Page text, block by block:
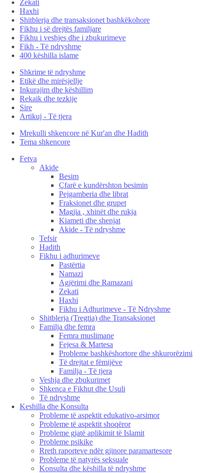
Zekati
Haxhi
Shitblerja dhe transaksionet bashkëkohore
Fikhu i së drejtës familjare
Fikhu i veshjes dhe i zbukurimeve
Fikh - Të ndryshme
400 këshilla islame
Shkrime të ndryshme
Etikë dhe mirësjellje
Inkurajim dhe këshillim
Rekaik dhe tezkije
Sire
Artikuj - Të tjera
Mrekulli shkencore në Kur'an dhe Hadith
Tema shkencore
Fetva
Akide
Besim
Çfarë e kundërshton besimin
Pejgamberia dhe librat
Fraksionet dhe grupet
Magjia , xhinët dhe rukja
Kiameti dhe shenjat
Akide - Të ndryshme
Tefsir
Hadith
Fikhu i adhurimeve
Pastërtia
Namazi
Agjërimi dhe Ramazani
Zekati
Haxhi
Fikhu i Adhurimeve - Të Ndryshme
Shitblerja (Tregtia) dhe Transaksionet
Familja dhe femra
Femra muslimane
Fejesa & Martesa
Probleme bashkëshortore dhe shkurorëzimi
Të drejtat e fëmijëve
Familja - Të tjera
Veshja dhe zbukurimet
Shkenca e Fikhut dhe Usuli
Të ndryshme
Keshilla dhe Konsulta
Probleme të aspektit edukativo-arsimor
Probleme të aspektit shoqëror
Probleme gjatë aplikimit të Islamit
Probleme psikike
Rreth raporteve ndër gjinore paramartesore
Probleme të natyrës seksuale
Konsulta dhe këshilla të ndryshme